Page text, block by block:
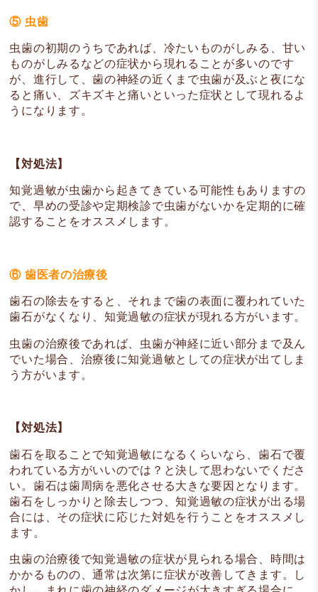
⑤ 虫歯
虫歯の初期のうちであれば、冷たいものがしみる、甘い
ものがしみるなどの症状から現れることが多いのです
が、進行して、歯の神経の近くまで虫歯が及ぶと夜にな
ると痛い、ズキズキと痛いといった症状として現れるよ
うになります。
【対処法】
知覚過敏が虫歯から起きてきている可能性もありますの
で、早めの受診や定期検診で虫歯がないかを定期的に確
認することをオススメします。
⑥ 歯医者の治療後
歯石の除去をすると、それまで歯の表面に覆われていた
歯石がなくなり、知覚過敏の症状が現れる方がいます。
虫歯の治療後であれば、虫歯が神経に近い部分まで及ん
でいた場合、治療後に知覚過敏としての症状が出てしま
う方がいます。
【対処法】
歯石を取ることで知覚過敏になるくらいなら、歯石で覆
われている方がいいのでは？と決して思わないでくださ
い。歯石は歯周病を悪化させる大きな要因となります。
歯石をしっかりと除去しつつ、知覚過敏の症状が出る場
合には、その症状に応じた対処を行うことをオススメし
ます。
虫歯の治療後で知覚過敏の症状が見られる場合、時間は
かかるものの、通常は次第に症状が改善してきます。し